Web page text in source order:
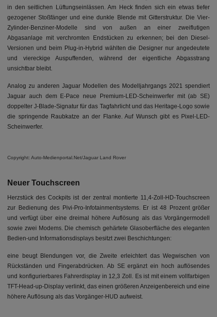
in den seitlichen Lüftungseinlässen. Am Heck finden sich ein etwas tiefer
gezogener Stoßfänger und eine dunkle Blende mit Gitterstruktur. Die Vier-
Zylinder-Benziner-Modelle sind von außen an einer zweiflutigen
Abgasanlage mit verchromten Endstücken zu erkennen; bei den Diesel-
Versionen und beim Plug-in-Hybrid wählten die Designer nur angedeutete
und viereckige Auspuffenden, während der eigentliche Abgasstrang
unsichtbar bleibt.
Analog zu anderen Jaguar Modellen des Modelljahrgangs 2021 spendiert
Jaguar auch dem E-Pace neue Premium-LED-Scheinwerfer mit (ab SE)
doppelter J-Blade-Signatur für das Tagfahrlicht und das Heritage-Logo sowie
die springende Raubkatze an der Flanke. Auf Wunsch gibt es Pixel-LED-
Scheinwerfer.
Copyright: Auto-Medienportal.Net/Jaguar Land Rover
Neuer Touchscreen
Herzstück des Cockpits ist der zentral montierte 11,4-Zoll-HD-Touchscreen
zur Bedienung des Pivi-Pro-Infotainmentsystems. Er ist 48 Prozent größer
und verfügt über eine dreimal höhere Auflösung als das Vorgängermodell
sowie zwei Modems. Die chemisch gehärtete Glasoberfläche des eleganten
Bedien-und Informationsdisplays besitzt zwei Beschichtungen:
eine beugt Blendungen vor, die Zweite erleichtert das Wegwischen von
Rückständen und Fingerabdrücken. Ab SE ergänzt ein hoch auflösendes
und konfigurierbares Fahrerdisplay in 12,3 Zoll. Es ist mit einem vollfarbigen
TFT-Head-up-Display verlinkt, das einen größeren Anzeigenbereich und eine
höhere Auflösung als das Vorgänger-HUD aufweist.